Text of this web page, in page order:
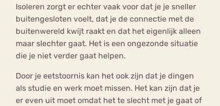
Isoleren zorgt er echter vaak voor dat je je sneller
buitengesloten voelt, dat je de connectie met de
buitenwereld kwijt raakt en dat het eigenlijk alleen
maar slechter gaat. Het is een ongezonde situatie
die je niet verder gaat helpen.
Door je eetstoornis kan het ook zijn dat je dingen
als studie en werk moet missen. Het kan zijn dat je
er even uit moet omdat het te slecht met je gaat of